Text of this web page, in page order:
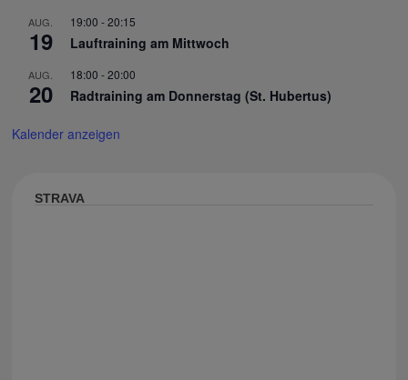
AUG.
19
19:00 -20:15
Lauftraining am Mittwoch
AUG.
20
18:00 -20:00
Radtraining am Donnerstag (St. Hubertus)
Kalender anzeigen
STRAVA